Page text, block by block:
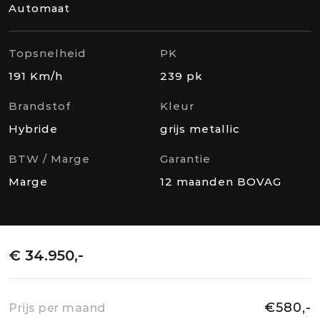
Automaat
Topsnelheid
191 Km/h
PK
239 pk
Brandstof
Hybride
Kleur
grijs metallic
BTW / Marge
Marge
Garantie
12 maanden BOVAG
€ 34.950,-
Prijs per maand €580,-